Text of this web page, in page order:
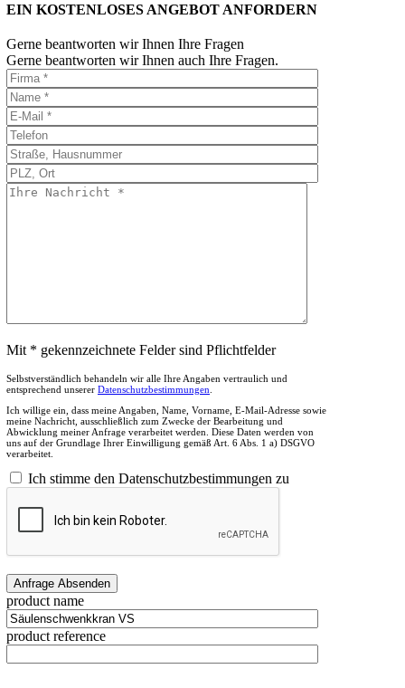
EIN KOSTENLOSES ANGEBOT ANFORDERN
Gerne beantworten wir Ihnen Ihre Fragen
Gerne beantworten wir Ihnen auch Ihre Fragen.
Mit * gekennzeichnete Felder sind Pflichtfelder
Selbstverständlich behandeln wir alle Ihre Angaben vertraulich und
entsprechend unserer Datenschutzbestimmungen
Ich willige ein, dass meine Angaben, Name, Vorname, E-Mail-Adresse sowie
meine Nachricht, ausschließlich zum Zwecke der Bearbeitung und
Abwicklung meiner Anfrage verarbeitet werden. Diese Daten werden von
uns auf der Grundlage Ihrer Einwilligung gemäß Art. 6 Abs. 1 a) DSGVO
verarbeitet.
Ich stimme den Datenschutzbestimmungen zu
product name
product reference